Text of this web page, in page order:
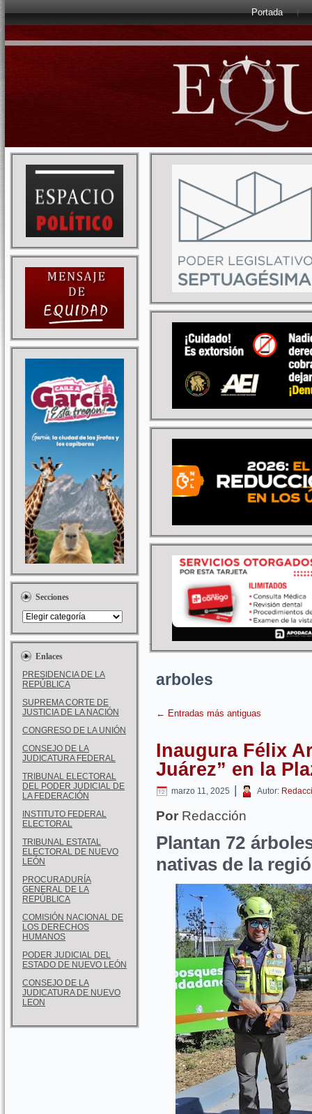
Portada
Secciones
Enlaces
PRESIDENCIA DE LA
REPÚBLICA
SUPREMA CORTE DE
JUSTICIA DE LA NACIÓN
CONGRESO DE LA UNIÓN
CONSEJO DE LA
JUDICATURA FEDERAL
TRIBUNAL ELECTORAL
DEL PODER JUDICIAL DE
LA FEDERACIÓN
INSTITUTO FEDERAL
ELECTORAL
TRIBUNAL ESTATAL
ELECTORAL DE NUEVO
LEÓN
PROCURADURÍA
GENERAL DE LA
REPÚBLICA
COMISIÓN NACIONAL DE
LOS DERECHOS
HUMANOS
PODER JUDICIAL DEL
ESTADO DE NUEVO LEÓN
CONSEJO DE LA
JUDICATURA DE NUEVO
LEON
arboles
← Entradas más antiguas
Inaugura Félix
Juárez” en la
marzo 11, 2025 | Autor:
Por Redacción
Plantan 72
nativas de la